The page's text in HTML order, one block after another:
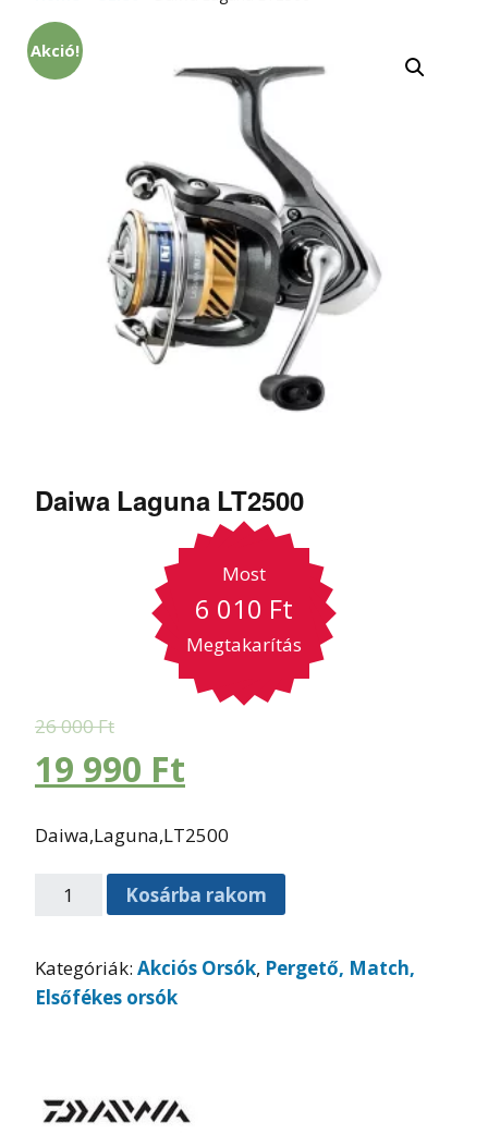
Akció!
Daiwa Laguna LT2500
Most
6 010 Ft
Megtakarítás
26 000Ft
19 990 Ft
Daiwa,Laguna,LT2500
Kosárba rakom
Kategóriák: Akciós Orsók, Pergető, Match,
Elsőfékes orsók